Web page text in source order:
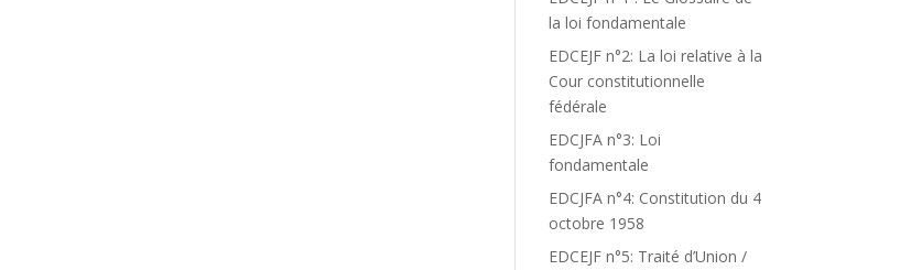
la loi fondamentale
EDCEJF n°2: La loi relative à la
Cour constitutionnelle
fédérale
EDCJFA n°3: Loi
fondamentale
EDCJFA n°4: Constitution du 4
octobre 1958
EDCEJF n°5: Traité d’Union /